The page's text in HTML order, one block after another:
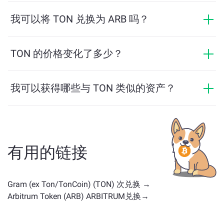
匿名。然而，如果您登录ChangeNOW Pro并完成验证，
我可以将 TON 兑换为 ARB 吗？
TON，反之亦然。此外，ChangeNOW 还支持多链桥功
TON 的价格变化了多少？
我可以获得哪些与 TON 类似的资产？
实用代币、治理币或其他类型。常见的替代方案包括具
有类似用途或市场定位的其他加密货币。请查看主交换
页面上所有可供兑换的资产。
有用的链接
Gram (ex Ton/TonCoin) (TON) 次兑换 →
Arbitrum Token (ARB) ARBITRUM兑换→